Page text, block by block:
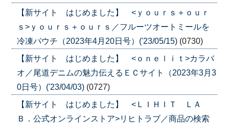
【新サイト はじめました】 <ｙｏｕｒｓ＋ｏｕｒ
ｓ>ｙｏｕｒｓ＋ｏｕｒｓ／フルーツオートミールを
冷凍パウチ（2023年4月20日号）('23/05/15) (0730)
【新サイト はじめました】 <ｏｎｅｌｉｔ>カラバ
オ／尾道デニムの魅力伝えるＥＣサイト（2023年3月3
0日号）('23/04/03) (0727)
【新サイト はじめました】 <ＬＩＨＩＴ ＬＡ
Ｂ．公式オンラインストア>リヒトラブ／商品の検索